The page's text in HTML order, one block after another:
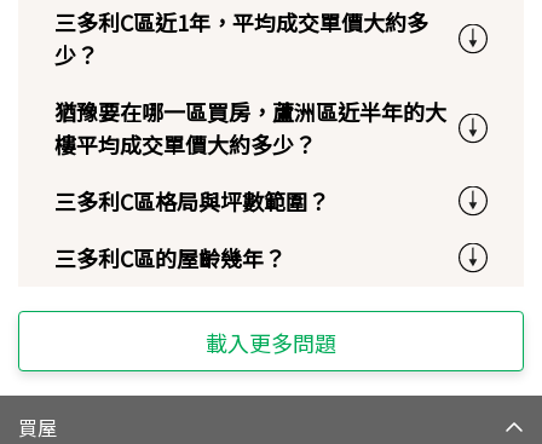
三多利C區近1年，平均成交單價大約多
少？
猶豫要在哪一區買房，蘆洲區近半年的大
樓平均成交單價大約多少？
三多利C區格局與坪數範圍？
三多利C區的屋齡幾年？
載入更多問題
買屋